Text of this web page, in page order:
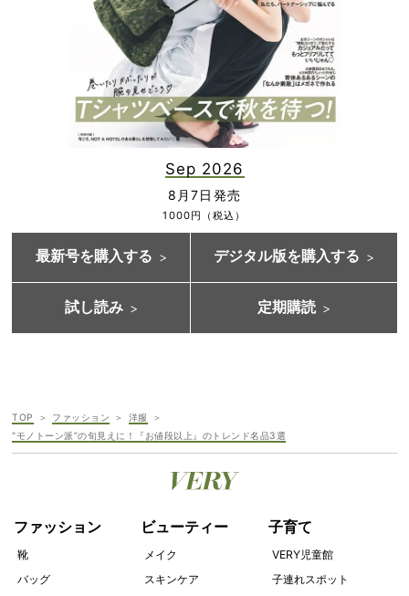
Sep 2026
8月7日発売
1000円（税込）
最新号を購入する デジタル版を購入する
試し読み 定期購読
TOP ファッション
洋服
“モノトーン派”の旬見えに！『お値段以上』のトレンド名品3選
ファッション
靴
バッグ
ビューティー
メイク
スキンケア
子育て
VERY児童館
子連れスポット